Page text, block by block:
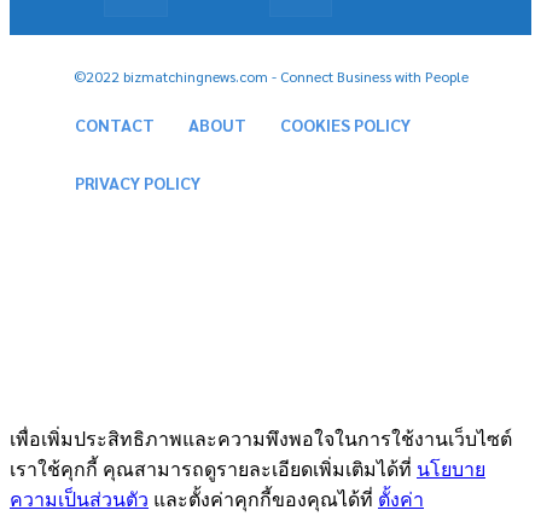
©2022 bizmatchingnews.com - Connect Business with People
CONTACT ABOUT COOKIES POLICY
PRIVACY POLICY
เพื่อเพิ่มประสิทธิภาพและความพึงพอใจในการใช้งานเว็บไซต์
เราใช้คุกกี้ คุณสามารถดูรายละเอียดเพิ่มเติมได้ที่ นโยบาย
ความเป็นส่วนตัว และตั้งค่าคุกกี้ของคุณได้ที่ ตั้งค่า